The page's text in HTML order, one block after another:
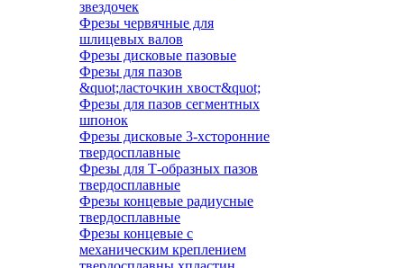
звездочек
Фрезы червячные для
шлицевых валов
Фрезы дисковые пазовые
Фрезы для пазов
&quot;ласточкин хвост&quot;
Фрезы для пазов сегментных
шпонок
Фрезы дисковые 3-хсторонние
твердосплавные
Фрезы для Т-образных пазов
твердосплавные
Фрезы концевые радиусные
твердосплавные
Фрезы концевые с
механическим креплением